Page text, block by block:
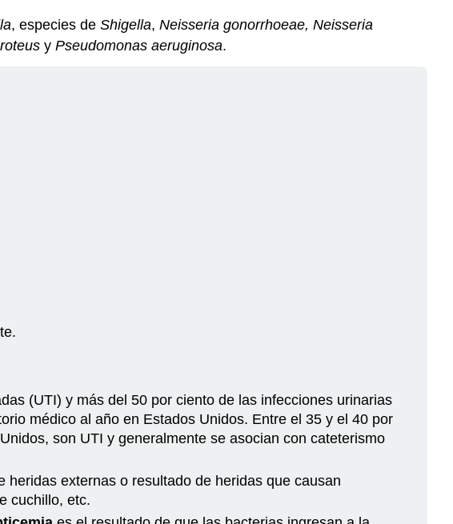
, especies de Shigella, Neisseria gonorrhoeae, Neisseria
y Pseudomonas aeruginosa.
(UTI) y más del 50 por ciento de las infecciones urinarias
médico al año en Estados Unidos. Entre el 35 y el 40 por
son UTI y generalmente se asocian con cateterismo
externas o resultado de heridas que causan
cuchillo, etc.